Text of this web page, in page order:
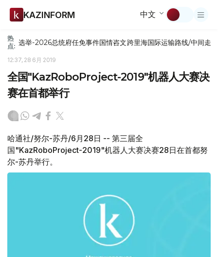
KAZINFORM 中文
热
点: 选举-2026总统府任免事件国情咨文跨里海国际运输路线/中间走廊
12:37, 28 6月 2019
全国"KazRoboProject-2019"机器人大赛决
赛在首都举行
哈通社/努尔-苏丹/6月28日 -- 第三届全
国"KazRoboProject-2019"机器人大赛决赛28日在首都努
尔-苏丹举行。